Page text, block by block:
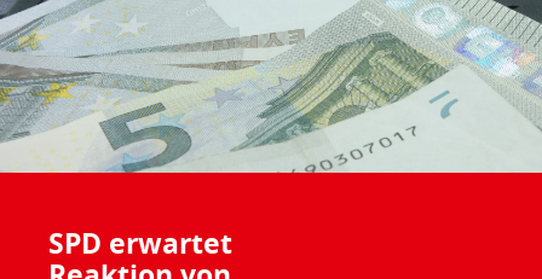
SPD erwartet